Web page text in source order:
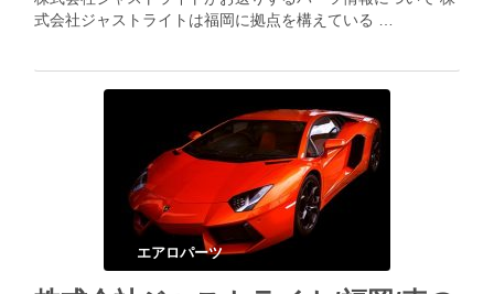
式会社ジャストライトは福岡に拠点を構えている …
エアロパーツ